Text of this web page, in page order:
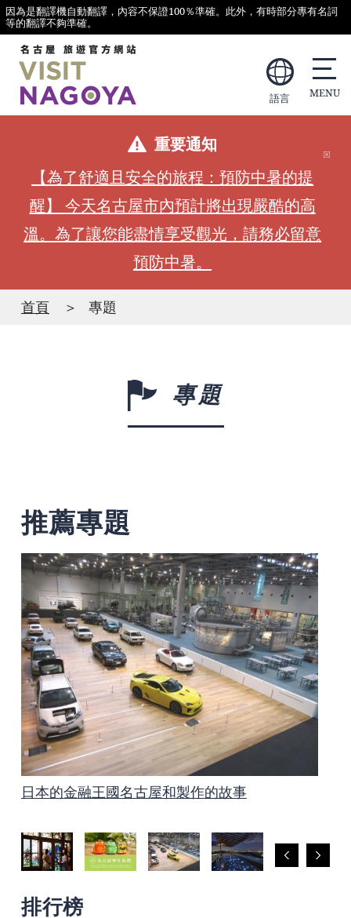
因為是翻譯機自動翻譯，內容不保證100％準確。此外，有時部分專有名詞
等的翻譯不夠準確。
語言
重要通知
【為了舒適且安全的旅程：預防中暑的提
醒】 今天名古屋市內預計將出現嚴酷的高
溫。為了讓您能盡情享受觀光，請務必留意
預防中暑。
首頁 專題
專題
推薦專題
日本的金融王國名古屋和製作的故事
泡溫泉是名古屋最好的放鬆方法！
名古屋有很多集市
愛知和名古屋著名的賞花景點
上鏡的名古屋
三個掌天下的人、名古屋的英雄——信長、秀吉
名古屋和愛知的文化遺產 製造的傳統技術、藝
非常適合孩子的名古屋
乘坐Me～guru巴士的復古照片之旅
拝拝 名古屋神社巡禮
排行榜